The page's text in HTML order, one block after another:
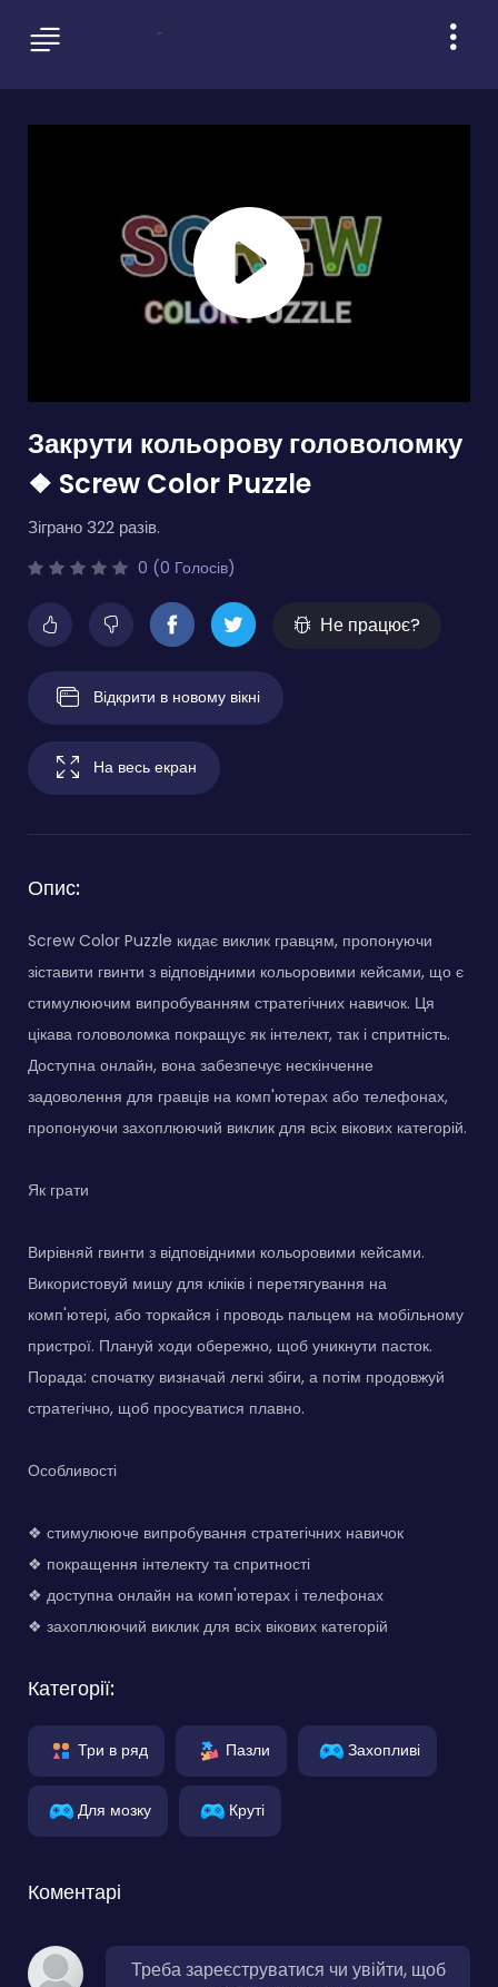
Закрути кольорову головоломку
❖ Screw Color Puzzle
Зіграно 322 разів.
0 (0 Голосів)
Не працює?
Відкрити в новому вікні
На весь екран
Опис:
Screw Color Puzzle кидає виклик гравцям, пропонуючи
зіставити гвинти з відповідними кольоровими кейсами, що є
стимулюючим випробуванням стратегічних навичок. Ця
цікава головоломка покращує як інтелект, так і спритність.
Доступна онлайн, вона забезпечує нескінченне
задоволення для гравців на комп'ютерах або телефонах,
пропонуючи захоплюючий виклик для всіх вікових категорій.
Як грати
Вирівняй гвинти з відповідними кольоровими кейсами.
Використовуй мишу для кліків і перетягування на
комп'ютері, або торкайся і проводь пальцем на мобільному
пристрої. Плануй ходи обережно, щоб уникнути пасток.
Порада: спочатку визначай легкі збіги, а потім продовжуй
стратегічно, щоб просуватися плавно.
Особливості
❖ стимулююче випробування стратегічних навичок
❖ покращення інтелекту та спритності
❖ доступна онлайн на комп'ютерах і телефонах
❖ захоплюючий виклик для всіх вікових категорій
Категорії:
Три в ряд Пазли Захопливі
Для мозку Круті
Коментарі
Треба зареєструватися чи увійти, щоб